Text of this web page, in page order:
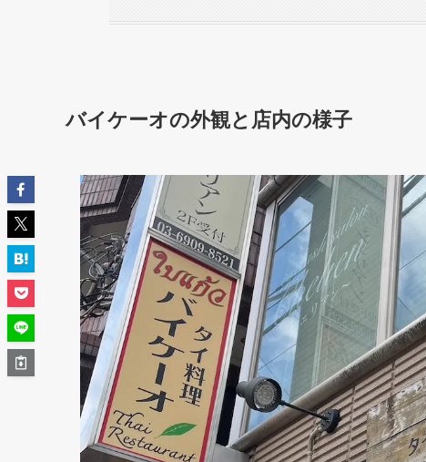
バイケーオの外観と店内の様子